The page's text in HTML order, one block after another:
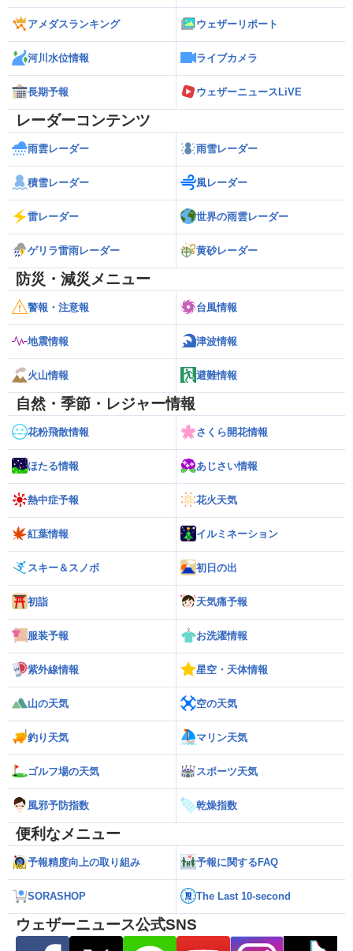
アメダスランキング ウェザーリポート
河川水位情報 ライブカメラ
長期予報 ウェザーニュースLiVE
レーダーコンテンツ
雨雲レーダー 雨雪レーダー
積雪レーダー 風レーダー
雷レーダー 世界の雨雲レーダー
ゲリラ雷雨レーダー 黄砂レーダー
防災・減災メニュー
警報・注意報 台風情報
地震情報 津波情報
火山情報 避難情報
自然・季節・レジャー情報
花粉飛散情報 さくら開花情報
ほたる情報 あじさい情報
熱中症予報 花火天気
紅葉情報 イルミネーション
スキー＆スノボ 初日の出
初詣 天気痛予報
服装予報 お洗濯情報
紫外線情報 星空・天体情報
山の天気 空の天気
釣り天気 マリン天気
ゴルフ場の天気 スポーツ天気
風邪予防指数 乾燥指数
便利なメニュー
予報精度向上の取り組み 予報に関するFAQ
SORASHOP The Last 10-second
ウェザーニュース公式SNS